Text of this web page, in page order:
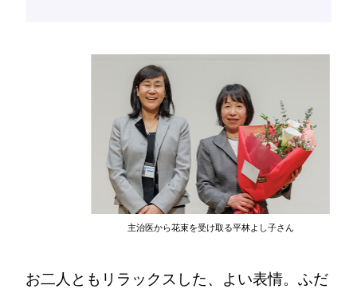
主治医から花束を受け取る平林よし子さん
お二人ともリラックスした、よい表情。ふだ